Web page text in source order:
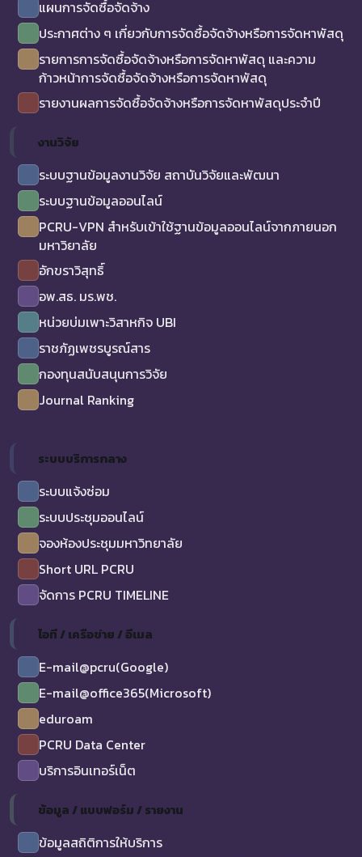
แผนการจัดซื้อจัดจ้าง
ประกาศต่าง ๆ เกี่ยวกับการจัดซื้อจัดจ้างหรือการจัดหาพัสดุ
รายการการจัดซื้อจัดจ้างหรือการจัดหาพัสดุ และความ
ก้าวหน้าการจัดซื้อจัดจ้างหรือการจัดหาพัสดุ
รายงานผลการจัดซื้อจัดจ้างหรือการจัดหาพัสดุประจำปี
งานวิจัย
ระบบฐานข้อมูลงานวิจัย สถาบันวิจัยและพัฒนา
ระบบฐานข้อมูลออนไลน์
PCRU-VPN สำหรับเข้าใช้ฐานข้อมูลออนไลน์จากภายนอก
มหาวิยาลัย
อักขราวิสุทธิ์
อพ.สธ. มร.พช.
หน่วยบ่มเพาะวิสาหกิจ UBI
ราชภัฏเพชรบูรณ์สาร
กองทุนสนับสนุนการวิจัย
Journal Ranking
ระบบบริการกลาง
ระบบแจ้งซ่อม
ระบบประชุมออนไลน์
จองห้องประชุมมหาวิทยาลัย
Short URL PCRU
จัดการ PCRU TIMELINE
ไอที / เครือข่าย / อีเมล
E-mail@pcru(Google)
E-mail@office365(Microsoft)
eduroam
PCRU Data Center
บริการอินเทอร์เน็ต
ข้อมูล / แบบฟอร์ม / รายงาน
ข้อมูลสถิติการให้บริการ